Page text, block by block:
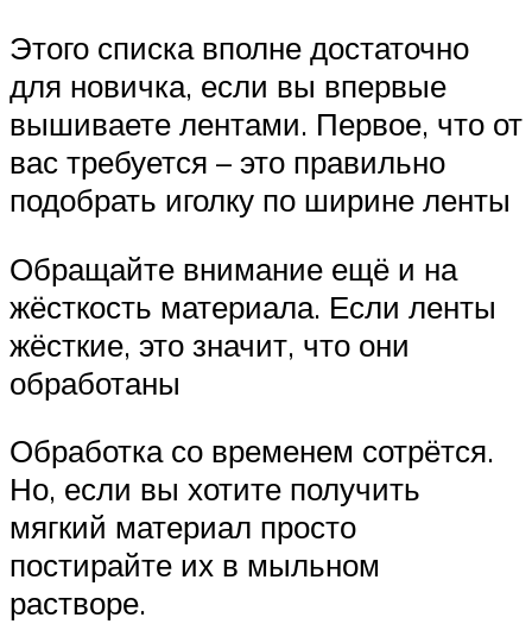
Этого списка вполне достаточно
для новичка, если вы впервые
вышиваете лентами. Первое, что от
вас требуется – это правильно
подобрать иголку по ширине ленты
Обращайте внимание ещё и на
жёсткость материала. Если ленты
жёсткие, это значит, что они
обработаны
Обработка со временем сотрётся.
Но, если вы хотите получить
мягкий материал просто
постирайте их в мыльном
растворе.